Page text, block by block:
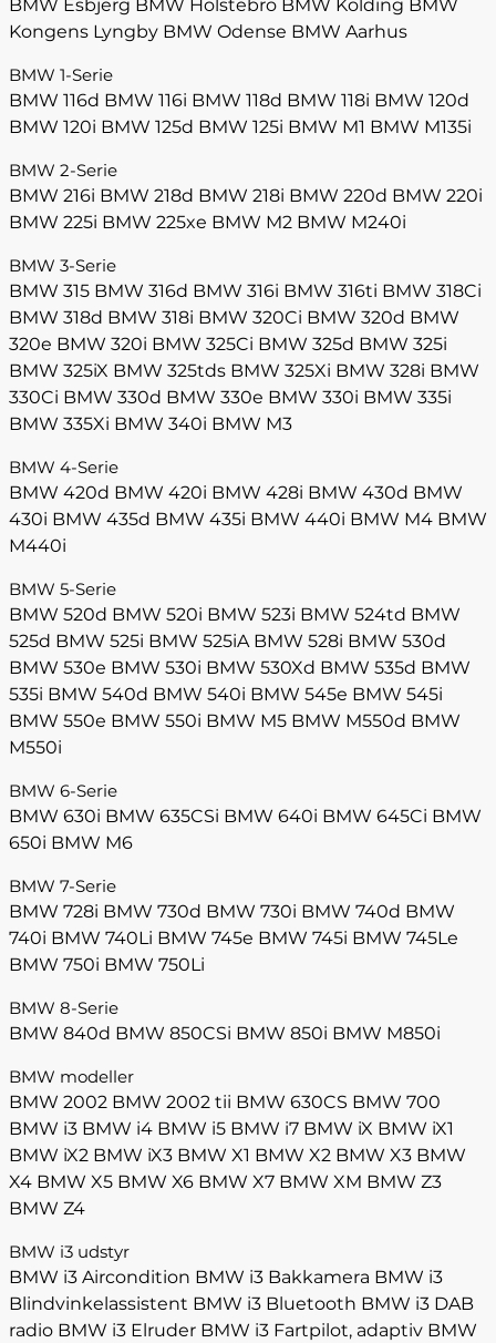
BMW Esbjerg BMW Holstebro BMW Kolding BMW
Kongens Lyngby BMW Odense BMW Aarhus
BMW 1-Serie
BMW 116d BMW 116i BMW 118d BMW 118i BMW 120d
BMW 120i BMW 125d BMW 125i BMW M1 BMW M135i
BMW 2-Serie
BMW 216i BMW 218d BMW 218i BMW 220d BMW 220i
BMW 225i BMW 225xe BMW M2 BMW M240i
BMW 3-Serie
BMW 315 BMW 316d BMW 316i BMW 316ti BMW 318Ci
BMW 318d BMW 318i BMW 320Ci BMW 320d BMW
320e BMW 320i BMW 325Ci BMW 325d BMW 325i
BMW 325iX BMW 325tds BMW 325Xi BMW 328i BMW
330Ci BMW 330d BMW 330e BMW 330i BMW 335i
BMW 335Xi BMW 340i BMW M3
BMW 4-Serie
BMW 420d BMW 420i BMW 428i BMW 430d BMW
430i BMW 435d BMW 435i BMW 440i BMW M4 BMW
M440i
BMW 5-Serie
BMW 520d BMW 520i BMW 523i BMW 524td BMW
525d BMW 525i BMW 525iA BMW 528i BMW 530d
BMW 530e BMW 530i BMW 530Xd BMW 535d BMW
535i BMW 540d BMW 540i BMW 545e BMW 545i
BMW 550e BMW 550i BMW M5 BMW M550d BMW
M550i
BMW 6-Serie
BMW 630i BMW 635CSi BMW 640i BMW 645Ci BMW
650i BMW M6
BMW 7-Serie
BMW 728i BMW 730d BMW 730i BMW 740d BMW
740i BMW 740Li BMW 745e BMW 745i BMW 745Le
BMW 750i BMW 750Li
BMW 8-Serie
BMW 840d BMW 850CSi BMW 850i BMW M850i
BMW modeller
BMW 2002 BMW 2002 tii BMW 630CS BMW 700
BMW i3 BMW i4 BMW i5 BMW i7 BMW iX BMW iX1
BMW iX2 BMW iX3 BMW X1 BMW X2 BMW X3 BMW
X4 BMW X5 BMW X6 BMW X7 BMW XM BMW Z3
BMW Z4
BMW i3 udstyr
BMW i3 Aircondition BMW i3 Bakkamera BMW i3
Blindvinkelassistent BMW i3 Bluetooth BMW i3 DAB
radio BMW i3 Elruder BMW i3 Fartpilot, adaptiv BMW